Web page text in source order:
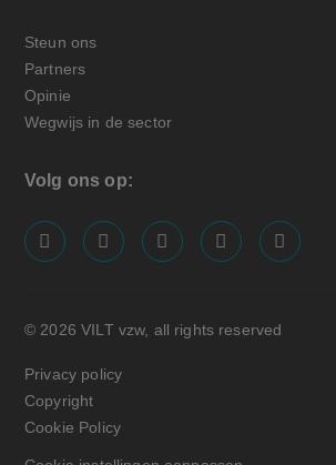
Steun ons
Partners
Opinie
Wegwijs in de sector
Volg ons op:
screenreader.visit us on our
screenreader.visit us on
screenreader.visit
© 2026 VILT vzw, all rights reserved
Privacy policy
Copyright
Cookie Policy